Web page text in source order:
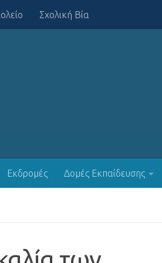
Σχολική Βία
Εκδρομές Δομές Εκπαίδευσης